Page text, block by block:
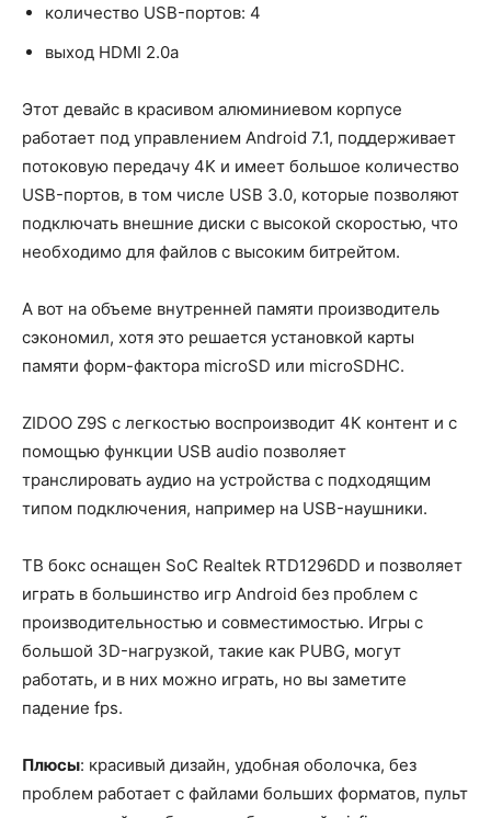
количество USB-портов: 4
выход HDMI 2.0a
Этот девайс в красивом алюминиевом корпусе
работает под управлением Android 7.1, поддерживает
потоковую передачу 4K и имеет большое количество
USB-портов, в том числе USB 3.0, которые позволяют
подключать внешние диски с высокой скоростью, что
необходимо для файлов с высоким битрейтом.
А вот на объеме внутренней памяти производитель
сэкономил, хотя это решается установкой карты
памяти форм-фактора microSD или microSDHC.
ZIDOO Z9S с легкостью воспроизводит 4К контент и с
помощью функции USB audio позволяет
транслировать аудио на устройства с подходящим
типом подключения, например на USB-наушники.
ТВ бокс оснащен SoC Realtek RTD1296DD и позволяет
играть в большинство игр Android без проблем с
производительностью и совместимостью. Игры с
большой 3D-нагрузкой, такие как PUBG, могут
работать, и в них можно играть, но вы заметите
падение fps.
Плюсы: красивый дизайн, удобная оболочка, без
проблем работает с файлами больших форматов, пульт